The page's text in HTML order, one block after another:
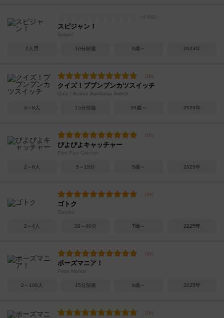
スピジャン！
Spijan!
2人用 10分前後 6歳～ 2023年
クイズ！ブブンブンカツスイッチ
Quiz！Bubun Bunkatsu Switch
3～8人 15分前後 10歳～ 2025年
ぴよぴよキャッチャー
Piyo Piyo Catcher
2～6人 5～15分 5歳～ 2025年
ゴトク
Gotoku
2～4人 20～40分 7歳～ 2025年
ポーズマニア！
Pose Mania!
2～100人 15分前後 6歳～ 2025年